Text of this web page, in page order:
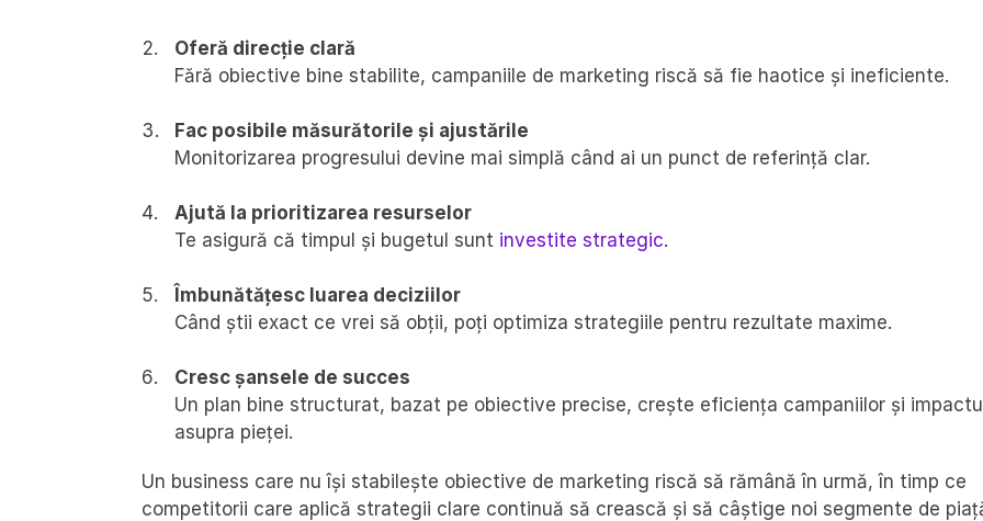
Oferă direcție clară
Fără obiective bine stabilite, campaniile de marketing riscă să fie haotice și ineficiente.
Fac posibile măsurătorile și ajustările
Monitorizarea progresului devine mai simplă când ai un punct de referință clar.
Ajută la prioritizarea resurselor
Te asigură că timpul și bugetul sunt investite strategic.
Îmbunătățesc luarea deciziilor
Când știi exact ce vrei să obții, poți optimiza strategiile pentru rezultate maxime.
Cresc șansele de succes
Un plan bine structurat, bazat pe obiective precise, crește eficiența campaniilor și
asupra pieței.
Un business care nu își stabilește obiective de marketing riscă să rămână în urmă, în timp ce
competitorii care aplică strategii clare continuă să crească și să câștige noi segmente de